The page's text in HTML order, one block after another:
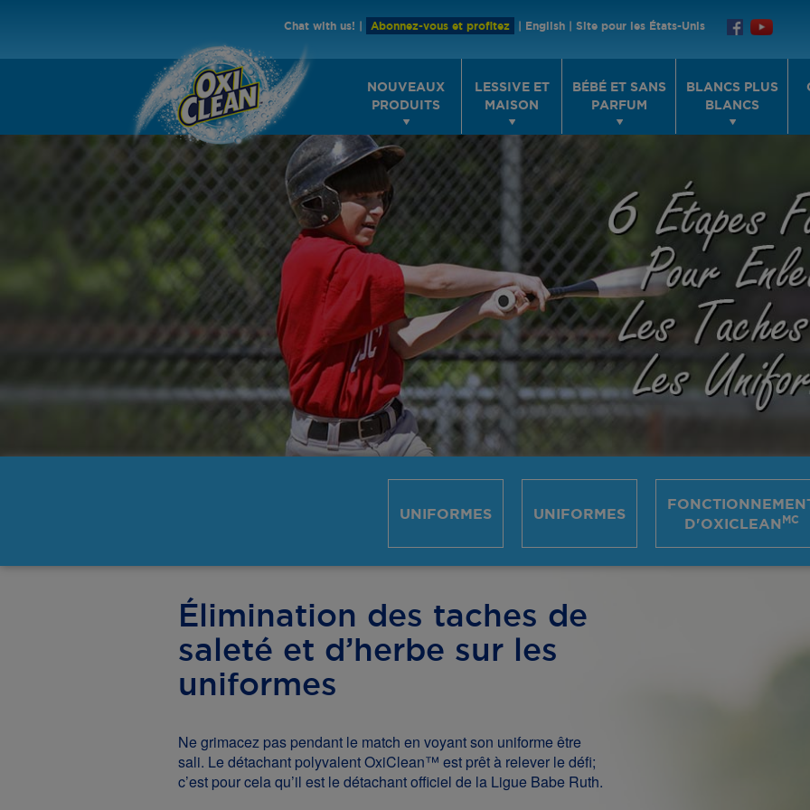
Chat with us! | Abonnez-vous et profitez | English | Site pour les États-Unis
NOUVEAUX
PRODUITS
LESSIVE ET
MAISON
BÉBÉ ET SANS
PARFUM
BLANCS PLUS
BLANCS
UNIFORMES UNIFORMES
D'OXICLEAN MC
Élimination des taches de
saleté et d’herbe sur les
uniformes
Ne grimacez pas pendant le match en voyant son uniforme être
sali. Le détachant polyvalent OxiClean™ est prêt à relever le défi;
c’est pour cela qu’il est le détachant officiel de la Ligue Babe Ruth.